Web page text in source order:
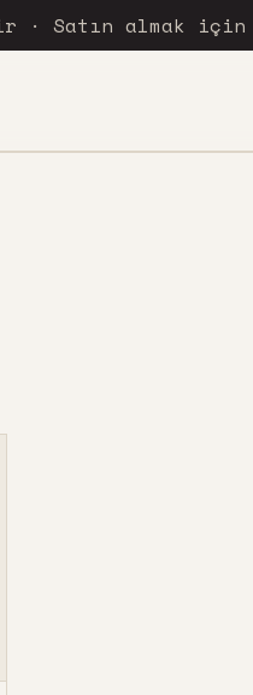
Satın almak için